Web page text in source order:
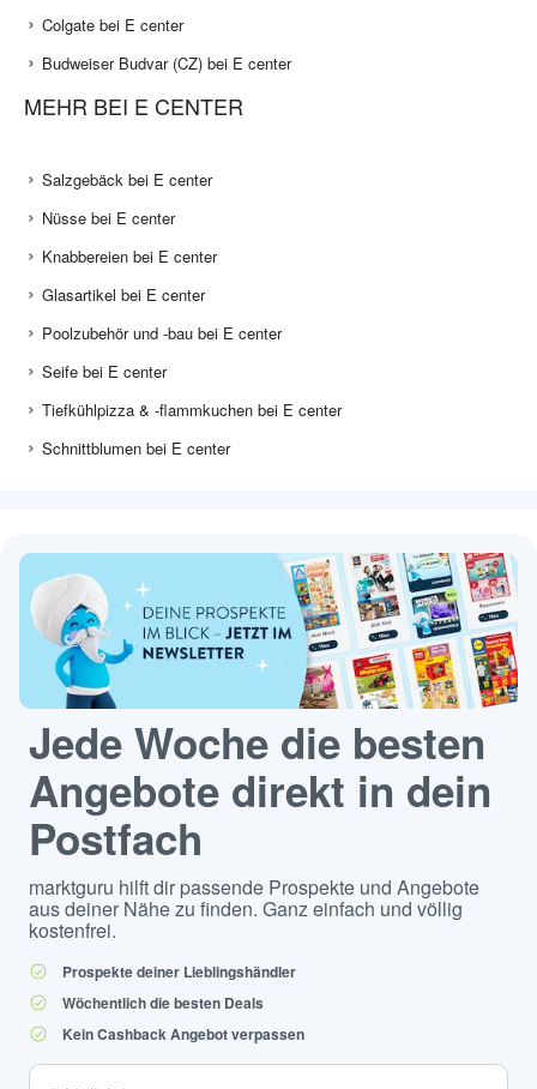
Colgate bei E center
Budweiser Budvar (CZ) bei E center
MEHR BEI E CENTER
Salzgebäck bei E center
Nüsse bei E center
Knabbereien bei E center
Glasartikel bei E center
Poolzubehör und -bau bei E center
Seife bei E center
Tiefkühlpizza & -flammkuchen bei E center
Schnittblumen bei E center
Jede Woche die besten
Angebote direkt in dein
Postfach
marktguru hilft dir passende Prospekte und Angebote
aus deiner Nähe zu finden. Ganz einfach und völlig
kostenfrei.
Prospekte deiner Lieblingshändler
Wöchentlich die besten Deals
Kein Cashback Angebot verpassen